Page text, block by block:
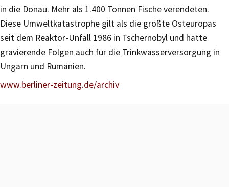
in die Donau. Mehr als 1.400 Tonnen Fische verendeten.
Diese Umweltkatastrophe gilt als die größte Osteuropas
seit dem Reaktor-Unfall 1986 in Tschernobyl und hatte
gravierende Folgen auch für die Trinkwasserversorgung in
Ungarn und Rumänien.
www.berliner-zeitung.de/archiv